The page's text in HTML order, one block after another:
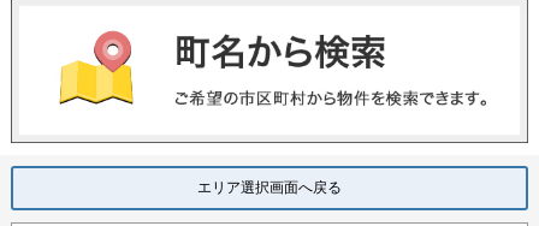
エリア選択画面へ戻る